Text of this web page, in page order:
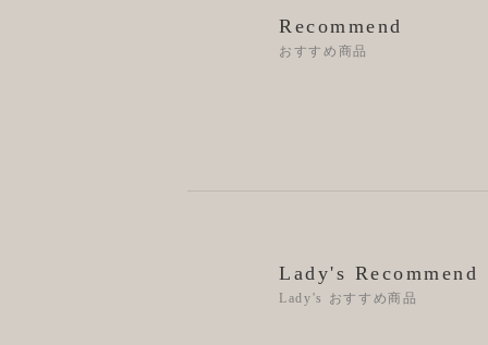
Recommend
おすすめ商品
Lady's Recommend
Lady's おすすめ商品